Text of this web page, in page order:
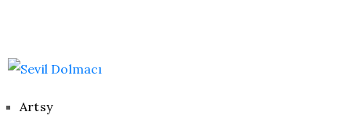
Artsy